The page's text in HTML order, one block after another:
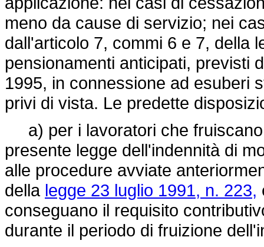
meno da cause di servizio; nei
dall'articolo 7, commi 6 e 7, della
pensionamenti anticipati, previsti
1995, in connessione ad esuberi
privi di vista. Le predette
a) per i lavoratori che fruiscano
presente legge dell'indennità di
alle procedure avviate
della legge 23 luglio 1991, n. 223,
conseguano il requisito
durante il periodo di fruizione